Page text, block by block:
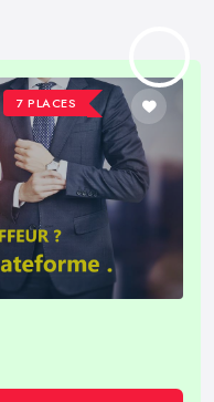
7 PLACES